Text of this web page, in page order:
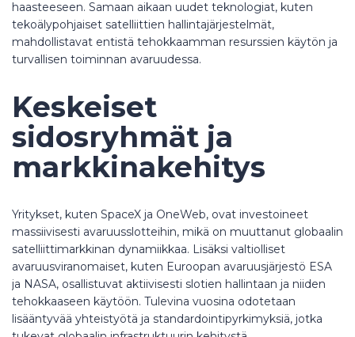
haasteeseen. Samaan aikaan uudet teknologiat, kuten
tekoälypohjaiset satelliittien hallintajärjestelmät,
mahdollistavat entistä tehokkaamman resurssien käytön ja
turvallisen toiminnan avaruudessa.
Keskeiset
sidosryhmät ja
markkinakehitys
Yritykset, kuten SpaceX ja OneWeb, ovat investoineet
massiivisesti avaruusslotteihin, mikä on muuttanut globaalin
satelliittimarkkinan dynamiikkaa. Lisäksi valtiolliset
avaruusviranomaiset, kuten Euroopan avaruusjärjestö ESA
ja NASA, osallistuvat aktiivisesti slotien hallintaan ja niiden
tehokkaaseen käytöön. Tulevina vuosina odotetaan
lisääntyvää yhteistyötä ja standardointipyrkimyksiä, jotka